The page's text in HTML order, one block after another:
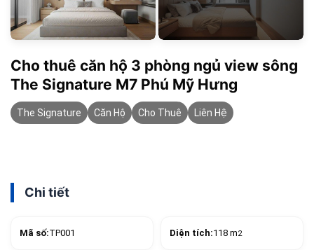
Cho thuê căn hộ 3 phòng ngủ view sông
The Signature M7 Phú Mỹ Hưng
The Signature Căn Hộ Cho Thuê Liên Hệ
Chi tiết
Mã số:TP001 Diện tích:118 m2